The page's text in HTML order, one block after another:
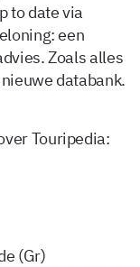
to date via
een
Zoals alles
databank.
Touripedia:
(Gr)